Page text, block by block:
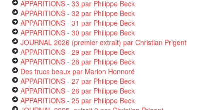
APPARITIONS - 33 par Philippe Beck
APPARITIONS - 32 par Philippe Beck
APPARITIONS - 31 par Philippe Beck
APPARITIONS - 30 par Philippe Beck
JOURNAL 2026 (premier extrait) par Christian Prigent
APPARITIONS - 29 par Philippe Beck
APPARITIONS - 28 par Philippe Beck
Des trucs beaux par Marion Honnoré
APPARITIONS - 27 par Philippe Beck
APPARITIONS - 26 par Philippe Beck
APPARITIONS - 25 par Philippe Beck